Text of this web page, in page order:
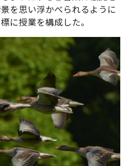
を思い浮かべられるように
に授業を構成した。